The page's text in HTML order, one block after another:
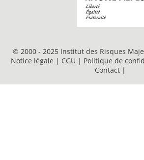
© 2000 - 2025 Institut des Risques
Notice légale | CGU | Politique de
Contact |